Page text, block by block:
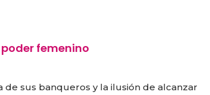
femenino
de sus banqueros y la ilusión de alcanzar